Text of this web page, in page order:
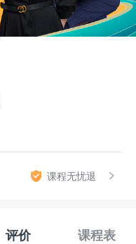
课程无忧退
评价 课程表